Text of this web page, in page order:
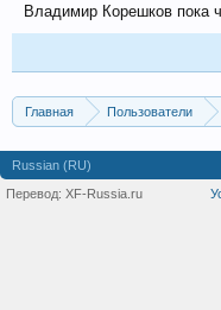
Владимир Корешков пока
Главная Пользователи
Russian (RU)
Перевод: XF-Russia.ru